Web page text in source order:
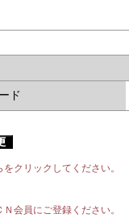
ド
クリックしてください。
会員にご登録ください。